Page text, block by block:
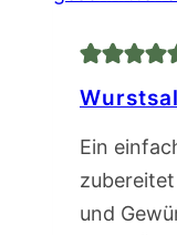
Ein
und